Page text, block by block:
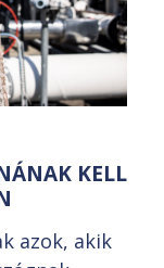
KELL
azok, akik